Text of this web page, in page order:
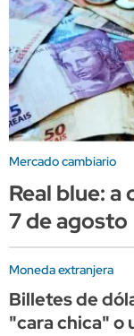
Mercado cambiario
Real blue:
7 de agosto
Moneda extranjera
Billetes de
"cara chica" o